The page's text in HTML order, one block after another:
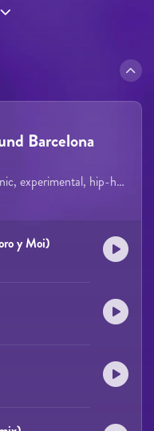
Barcelona
alternative, electronic, experimental, hip-hop, rock, indie, pop
y Moi)